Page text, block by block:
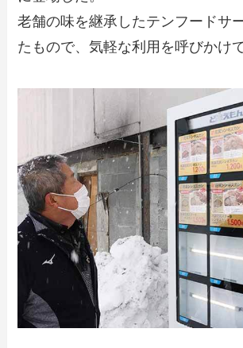
老舗の味を継承したテンフードサ
たもので、気軽な利用を呼びかけ